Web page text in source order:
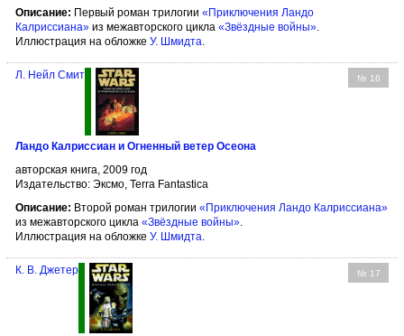
Описание: Первый роман трилогии «Приключения Ландо
Калриссиана» из межавторского цикла «Звёздные войны».
Иллюстрация на обложке У. Шмидта.
№ 16
Л. Нейл Смит
Ландо Калриссиан и Огненный ветер Осеона
авторская книга, 2009 год
Издательство: Эксмо, Terra Fantastica
Описание: Второй роман трилогии «Приключения Ландо Калриссиана»
из межавторского цикла «Звёздные войны».
Иллюстрация на обложке У. Шмидта.
№ 17
К. В. Джетер